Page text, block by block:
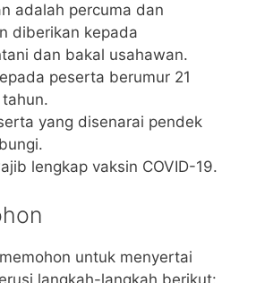
adalah percuma dan
diberikan kepada
dan bakal usahawan.
peserta berumur 21
yang disenarai pendek
lengkap vaksin COVID-19.
untuk menyertai
langkah-langkah berikut: